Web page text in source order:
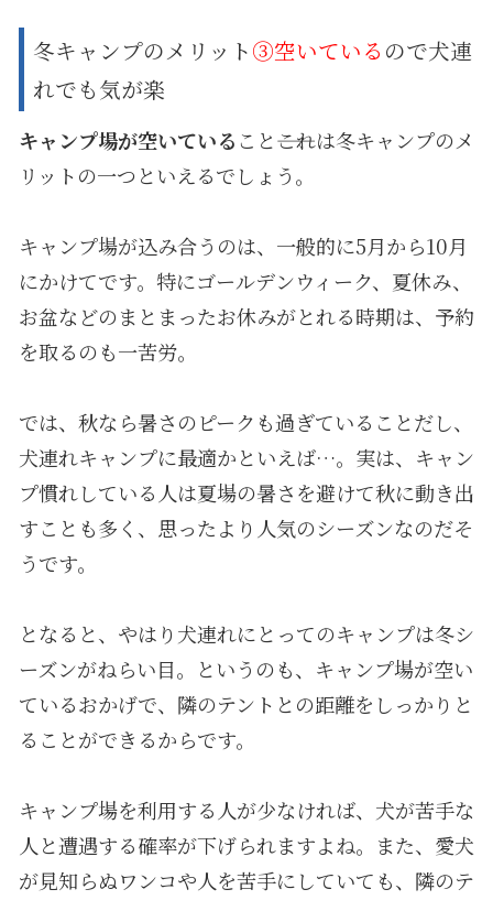
冬キャンプのメリット③空いている ので犬連
れでも気が楽
キャンプ場が空いている こと――これは冬キャンプのメ
リットの一つといえるでしょう。
キャンプ場が込み合うのは、一般的に5月から10月
にかけてです。特にゴールデンウィーク、夏休み、
お盆などのまとまったお休みがとれる時期は、予約
を取るのも一苦労。
では、秋なら暑さのピークも過ぎていることだし、
犬連れキャンプに最適かといえば…。実は、キャン
プ慣れしている人は夏場の暑さを避けて秋に動き出
すことも多く、思ったより人気のシーズンなのだそ
うです。
となると、やはり犬連れにとってのキャンプは冬シ
ーズンがねらい目。というのも、キャンプ場が空い
ているおかげで、隣のテントとの距離をしっかりと
ることができるからです。
キャンプ場を利用する人が少なければ、犬が苦手な
人と遭遇する確率が下げられますよね。また、愛犬
が見知らぬワンコや人を苦手にしていても、隣のテ